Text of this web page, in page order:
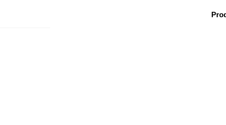
Ønsker besøk|